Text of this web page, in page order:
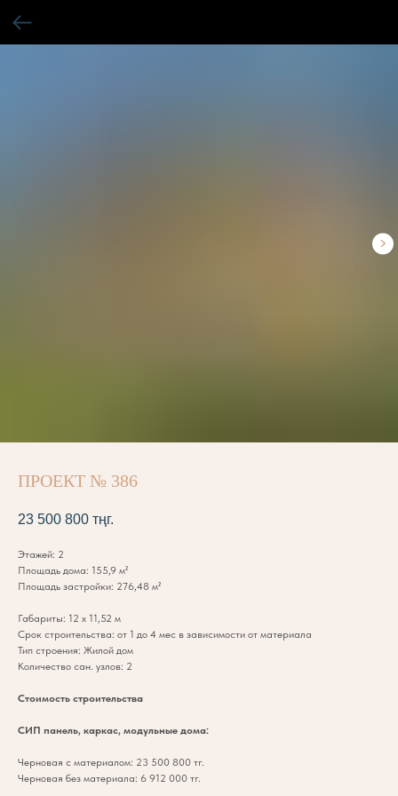
ПРОЕКТ № 386
23 500 800 тңг.
Этажей: 2
Площадь дома: 155,9 м²
Площадь застройки: 276,48 м²
Габариты: 12 х 11,52 м
Срок строительства: от 1 до 4 мес в зависимости от материала
Тип строения: Жилой дом
Количество сан. узлов: 2
Стоимость строительства
СИП панель, каркас, модульные дома:
Черновая с материалом: 23 500 800 тг.
Черновая без материала: 6 912 000 тг.